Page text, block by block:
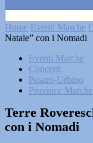
Home Eventi Marche
Natale” con i Nomadi
Eventi Marche
Concerti
Pesaro-Urbino
Province Marche
Terre
con i Nomadi